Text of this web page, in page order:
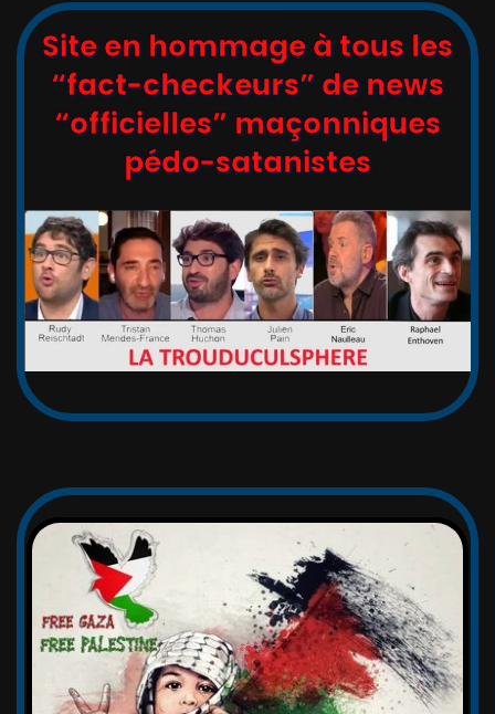
Site en hommage à tous les
“fact-checkeurs” de news
“officielles” maçonniques
pédo-satanistes